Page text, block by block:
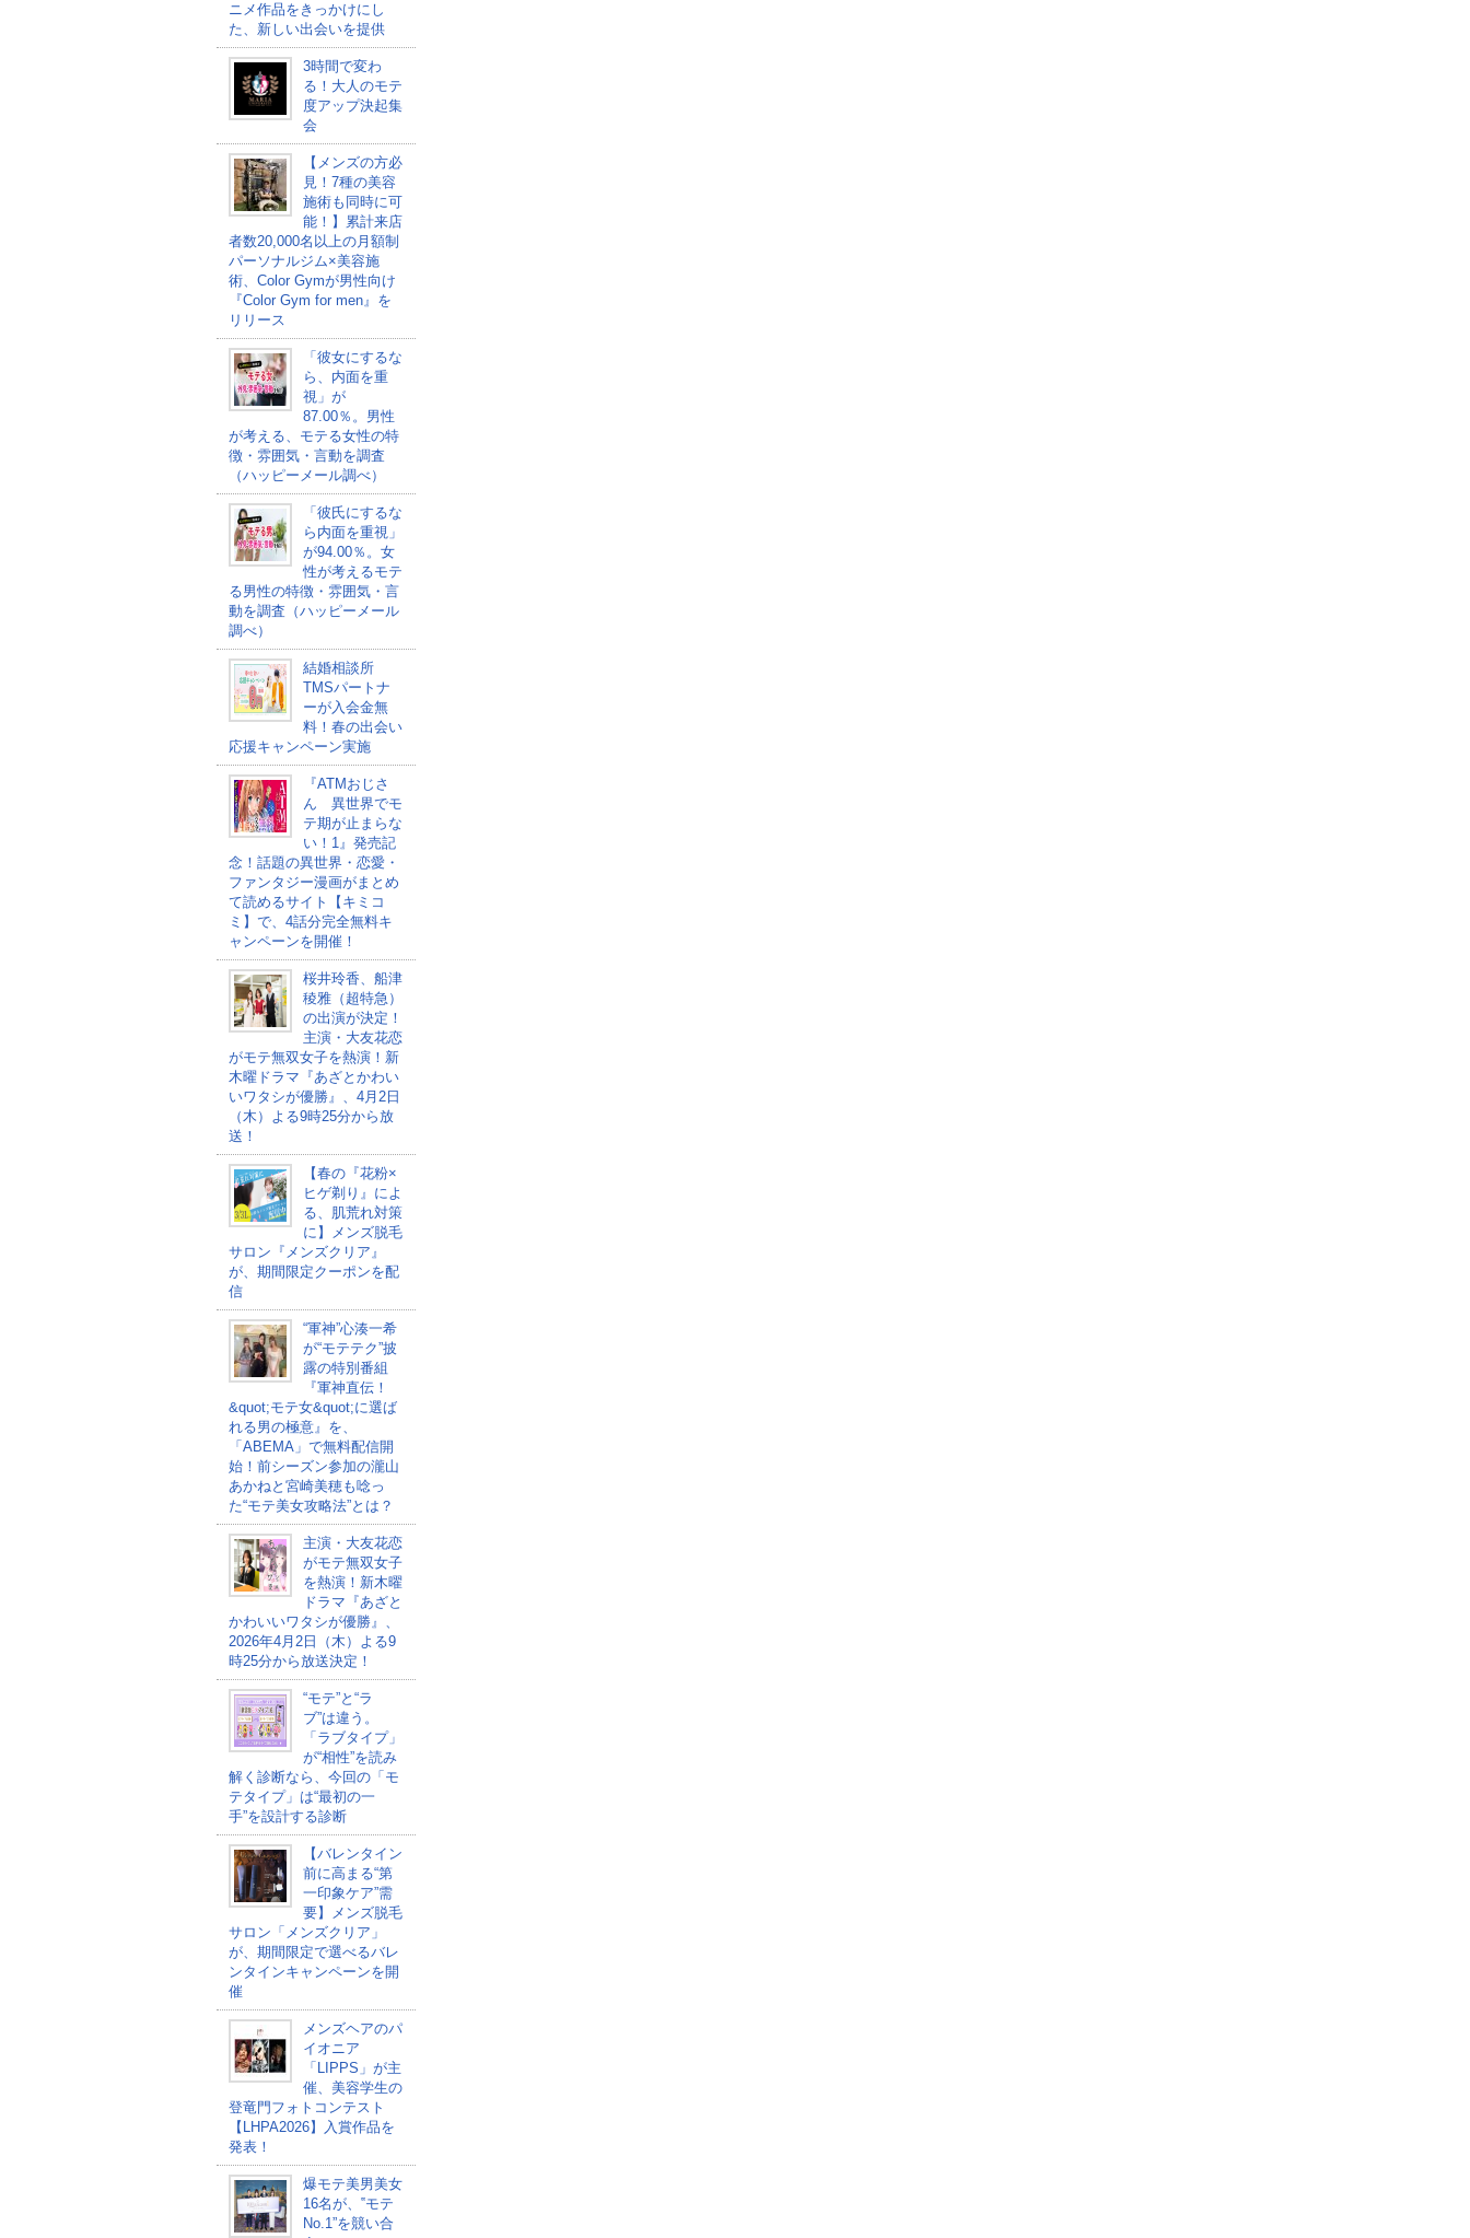
ニメ作品をきっかけにし
た、新しい出会いを提供
3時間で変わ
る！大人のモテ
度アップ決起集
会
【メンズの方必
見！7種の美容
施術も同時に可
能！】累計来店
者数20,000名以上の月額制
パーソナルジム×美容施
術、Color Gymが男性向け
『Color Gym for men』を
リリース
「彼女にするな
ら、内面を重
視」が
87.00％。男性
が考える、モテる女性の特
徴・雰囲気・言動を調査
（ハッピーメール調べ）
「彼氏にするな
ら内面を重視」
が94.00％。女
性が考えるモテ
る男性の特徴・雰囲気・言
動を調査（ハッピーメール
調べ）
結婚相談所
TMSパートナ
ーが入会金無
料！春の出会い
応援キャンペーン実施
『ATMおじさ
ん 異世界でモ
テ期が止まらな
い！1』発売記
念！話題の異世界・恋愛・
ファンタジー漫画がまとめ
て読めるサイト【キミコ
ミ】で、4話分完全無料キ
ャンペーンを開催！
桜井玲香、船津
稜雅（超特急）
の出演が決定！
主演・大友花恋
がモテ無双女子を熱演！新
木曜ドラマ『あざとかわい
いワタシが優勝』、4月2日
（木）よる9時25分から放
送！
【春の『花粉×
ヒゲ剃り』によ
る、肌荒れ対策
に】メンズ脱毛
サロン『メンズクリア』
が、期間限定クーポンを配
信
“軍神”心湊一希
が“モテテク”披
露の特別番組
『軍神直伝！
&quot;モテ女&quot;に選ば
れる男の極意』を、
「ABEMA」で無料配信開
始！前シーズン参加の瀧山
あかねと宮崎美穂も唸っ
た“モテ美女攻略法”とは？
主演・大友花恋
がモテ無双女子
を熱演！新木曜
ドラマ『あざと
かわいいワタシが優勝』、
2026年4月2日（木）よる9
時25分から放送決定！
“モテ”と“ラ
ブ”は違う。
「ラブタイプ」
が“相性”を読み
解く診断なら、今回の「モ
テタイプ」は“最初の一
手”を設計する診断
【バレンタイン
前に高まる“第
一印象ケア”需
要】メンズ脱毛
サロン「メンズクリア」
が、期間限定で選べるバレ
ンタインキャンペーンを開
催
メンズヘアのパ
イオニア
「LIPPS」が主
催、美容学生の
登竜門フォトコンテスト
【LHPA2026】入賞作品を
発表！
爆モテ美男美女
16名が、‟モテ
No.1”を競い合